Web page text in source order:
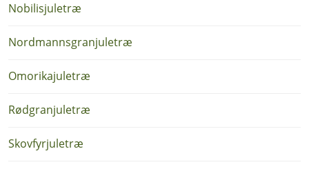
Nobilisjuletræ
Nordmannsgranjuletræ
Omorikajuletræ
Rødgranjuletræ
Skovfyrjuletræ